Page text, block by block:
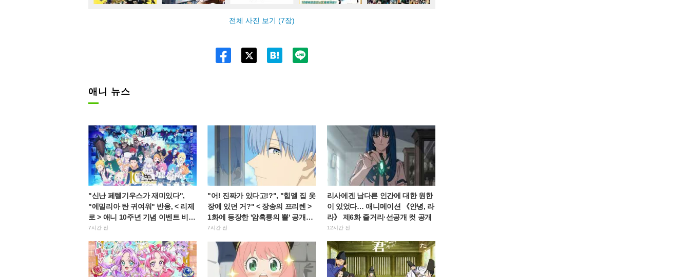
전체 사진 보기 (7장)
애니 뉴스
"신난 페텔기우스가 재미있다",
"에밀리아 탄 귀여워" 반응, < 리제
로 > 애니 10주년 기념 이벤트 비주
얼 공개
7시간 전
"어! 진짜가 있다고!?", "힘멜 집 옷
장에 있던 거?" < 장송의 프리렌 >
1화에 등장한 '암흑룡의 뿔' 공개에
팬들 경악
7시간 전
리사에겐 남다른 인간에 대한 원한
이 있었다… 애니메이션 《안녕, 라
라》 제6화 줄거리·선공개 컷 공개
12시간 전